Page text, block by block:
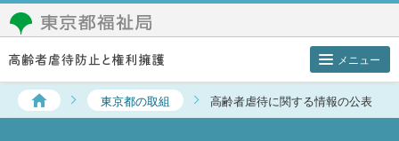
メニュー
東京都の取組
東京都の取組 高齢者虐待に関する情報の公表